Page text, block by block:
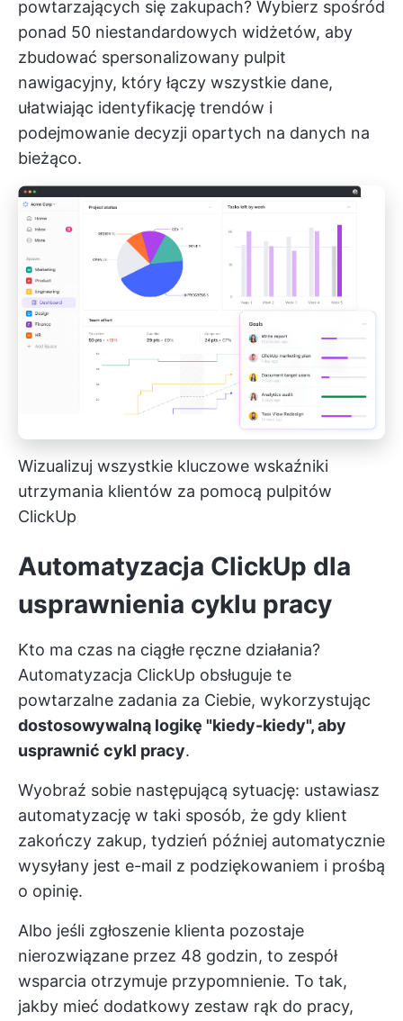
powtarzających się zakupach? Wybierz spośród
ponad 50 niestandardowych widżetów, aby
zbudować spersonalizowany pulpit
nawigacyjny, który łączy wszystkie dane,
ułatwiając identyfikację trendów i
podejmowanie decyzji opartych na danych na
bieżąco.
Wizualizuj wszystkie kluczowe wskaźniki
utrzymania klientów za pomocą pulpitów
ClickUp
Automatyzacja ClickUp dla
usprawnienia cyklu pracy
Kto ma czas na ciągłe ręczne działania?
Automatyzacja ClickUp obsługuje te
powtarzalne zadania za Ciebie, wykorzystując
dostosowywalną logikę "kiedy-kiedy", aby
usprawnić cykl pracy.
Wyobraź sobie następującą sytuację: ustawiasz
automatyzację w taki sposób, że gdy klient
zakończy zakup, tydzień później automatycznie
wysyłany jest e-mail z podziękowaniem i prośbą
o opinię.
Albo jeśli zgłoszenie klienta pozostaje
nierozwiązane przez 48 godzin, to zespół
wsparcia otrzymuje przypomnienie. To tak,
jakby mieć dodatkowy zestaw rąk do pracy,